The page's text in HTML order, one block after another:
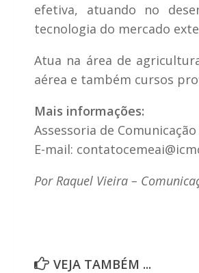
efetiva, atuando no
tecnologia do mercado
Atua na área de
aérea e também cursos
Mais informações:
Assessoria de Comunicação
E-mail:
Por Raquel Vieira –
VEJA TAMBÉM ...